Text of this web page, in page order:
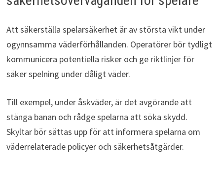
Att säkerställa spelarsäkerhet är av största vikt under
ogynnsamma väderförhållanden. Operatörer bör tydligt
kommunicera potentiella risker och ge riktlinjer för
säker spelning under dåligt väder.
Till exempel, under åskväder, är det avgörande att
stänga banan och rådge spelarna att söka skydd.
Skyltar bör sättas upp för att informera spelarna om
väderrelaterade policyer och säkerhetsåtgärder.